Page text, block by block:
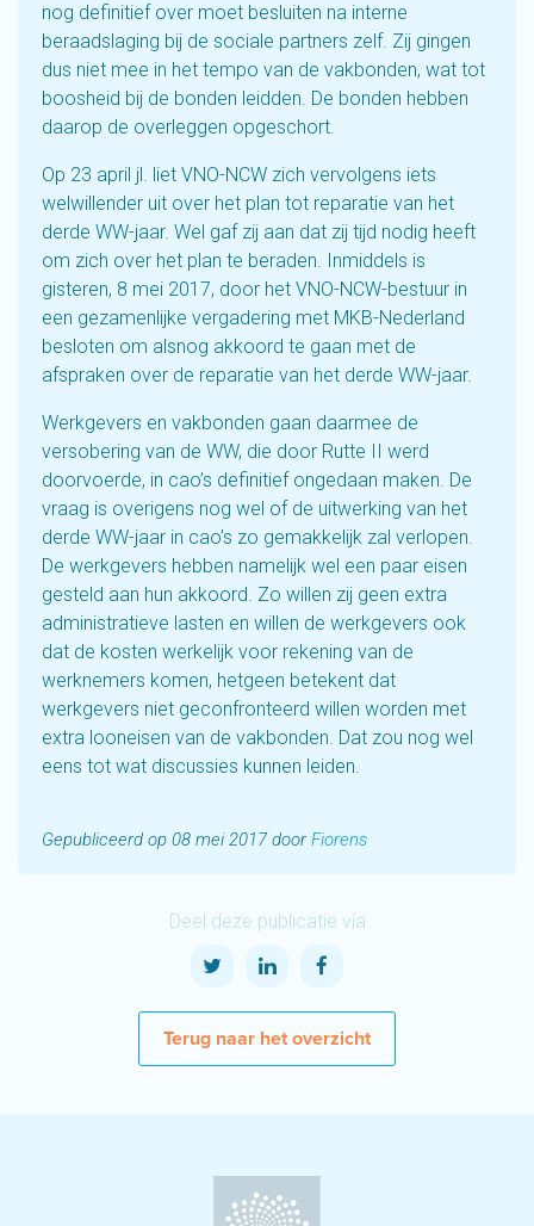
nog definitief over moet besluiten na interne
beraadslaging bij de sociale partners zelf. Zij gingen
dus niet mee in het tempo van de vakbonden, wat tot
boosheid bij de bonden leidden. De bonden hebben
daarop de overleggen opgeschort.
Op 23 april jl. liet VNO-NCW zich vervolgens iets
welwillender uit over het plan tot reparatie van het
derde WW-jaar. Wel gaf zij aan dat zij tijd nodig heeft
om zich over het plan te beraden. Inmiddels is
gisteren, 8 mei 2017, door het VNO-NCW-bestuur in
een gezamenlijke vergadering met MKB-Nederland
besloten om alsnog akkoord te gaan met de
afspraken over de reparatie van het derde WW-jaar.
Werkgevers en vakbonden gaan daarmee de
versobering van de WW, die door Rutte II werd
doorvoerde, in cao’s definitief ongedaan maken. De
vraag is overigens nog wel of de uitwerking van het
derde WW-jaar in cao’s zo gemakkelijk zal verlopen.
De werkgevers hebben namelijk wel een paar eisen
gesteld aan hun akkoord. Zo willen zij geen extra
administratieve lasten en willen de werkgevers ook
dat de kosten werkelijk voor rekening van de
werknemers komen, hetgeen betekent dat
werkgevers niet geconfronteerd willen worden met
extra looneisen van de vakbonden. Dat zou nog wel
eens tot wat discussies kunnen leiden.
Gepubliceerd op 08 mei 2017 doorFiorens
Deel deze publicatie via
Terug naar het overzicht